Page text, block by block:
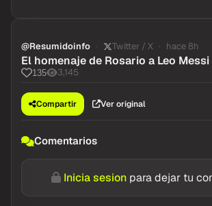
@Resumidoinfo Twitter / X hace 8h
El homenaje de Rosario a Leo Messi
135 3,145
Compartir Ver original
Comentarios
Inicia sesion para dejar tu